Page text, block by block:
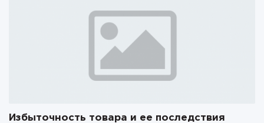
Избыточность товара и ее последствия